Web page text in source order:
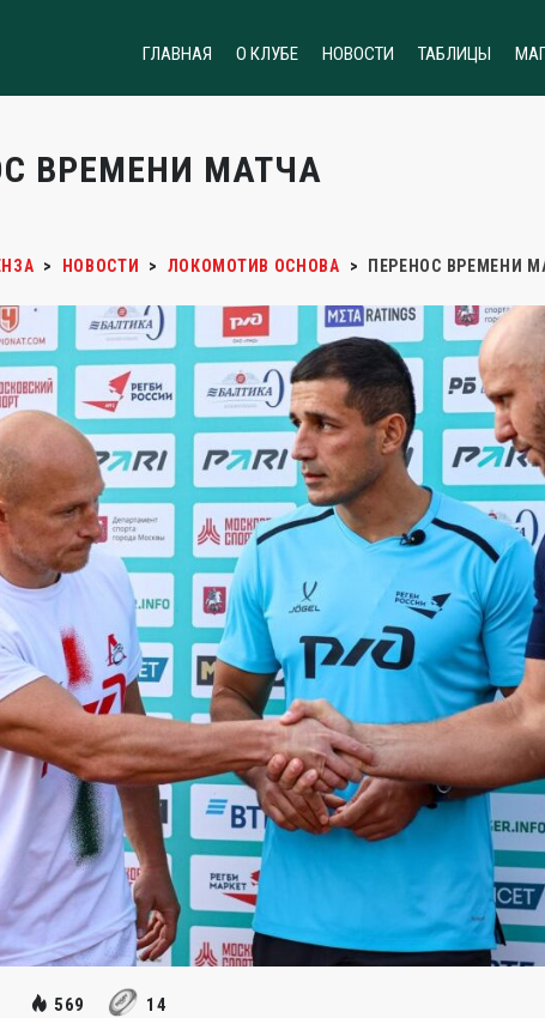
ГЛАВНАЯ О КЛУБЕ НОВОСТИ ТАБЛИЦЫ
ВРЕМЕНИ МАТЧА
> НОВОСТИ > ЛОКОМОТИВ ОСНОВА > ПЕРЕНОС ВРЕМЕНИ
569 14